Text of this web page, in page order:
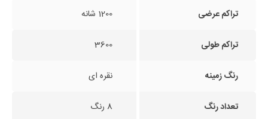
تراکم عرضی 1200 شانه
تراکم طولی 3600
رنگ زمینه نقره ای
تعداد رنگ 8 رنگ